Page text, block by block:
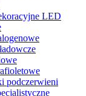
LED
podczerwieni